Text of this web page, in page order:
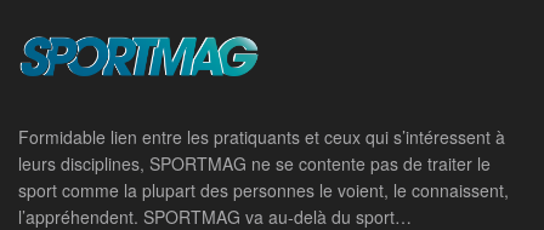
Formidable lien entre les pratiquants et ceux qui s’intéressent à
leurs disciplines, SPORTMAG ne se contente pas de traiter le
sport comme la plupart des personnes le voient, le connaissent,
l’appréhendent. SPORTMAG va au-delà du sport…